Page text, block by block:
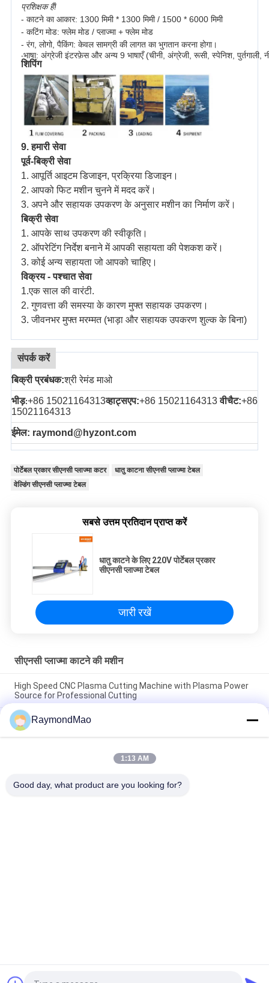
प्रशिक्षक हैं!
- काटने का आकार: 1300 मिमी * 1300 मिमी / 1500 * 6000 मिमी
- कटिंग मोड: फ्लेम मोड / प्लाज्मा + फ्लेम मोड
- रंग, लोगो, पैकिंग: केवल सामग्री की लागत का भुगतान करना होगा।
-भाषा: अंग्रेजी इंटरफ़ेस और अन्य 9 भाषाएँ (चीनी, अंग्रेजी, रूसी, स्पेनिश, पुर्तगाली,
शिपिंग
9. हमारी सेवा
पूर्व-बिक्री सेवा
1. आपूर्ति आइटम डिजाइन, प्रक्रिया डिजाइन।
2. आपको फिट मशीन चुनने में मदद करें।
3. अपने और सहायक उपकरण के अनुसार मशीन का निर्माण करें।
बिक्री सेवा
1. आपके साथ उपकरण की स्वीकृति।
2. ऑपरेटिंग निर्देश बनाने में आपकी सहायता की पेशकश करें।
3. कोई अन्य सहायता जो आपको चाहिए।
विक्रय - पश्चात सेवा
1.एक साल की वारंटी.
2. गुणवत्ता की समस्या के कारण मुफ्त सहायक उपकरण।
3. जीवनभर मुफ्त मरम्मत (भाड़ा और सहायक उपकरण शुल्क के बिना)
संपर्क करें
बिक्री प्रबंधक:श्री रेमंड माओ
भीड़:+86 15021164313व्हाट्सएप:+86 15021164313 वीचैट:+86
15021164313
ईमेल: raymond@hyzont.com
पोर्टेबल प्रकार सीएनसी प्लाज्मा कटर
धातु काटना सीएनसी प्लाज्मा टेबल
वेल्डिंग सीएनसी प्लाज्मा टेबल
सबसे उत्तम प्रतिदान प्राप्त करें
धातु काटने के लिए 220V पोर्टेबल प्रकार
सीएनसी प्लाज्मा टेबल
जारी रखें
सीएनसी प्लाज्मा काटने की मशीन
High Speed CNC Plasma Cutting Machine with Plasma Power
Source for Professional Cutting
Plasma Cutter with IP54 Protection Level, 0.5-50mm Cutting
Thickness
CNC Plasma Cutting Table with High Precision Rack And Pinion
Transmission System, AC220V/380V Power Supply, Working
RaymondMao
1:13 AM
Good day, what product are you looking for?